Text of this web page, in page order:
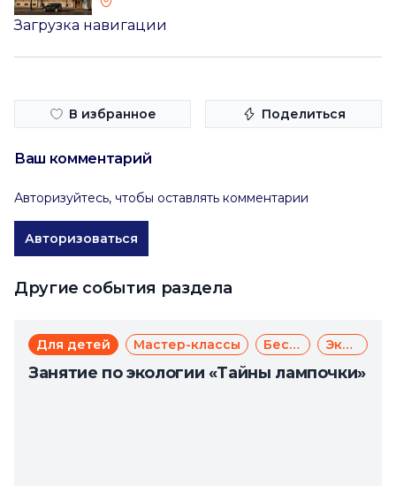
Загрузка навигации
В избранное Поделиться
Ваш комментарий
Авторизуйтесь, чтобы оставлять комментарии
Авторизоваться
Другие события раздела
Для детей Мастер-классы Бесплатно Экология
Занятие по экологии «Тайны лампочки»